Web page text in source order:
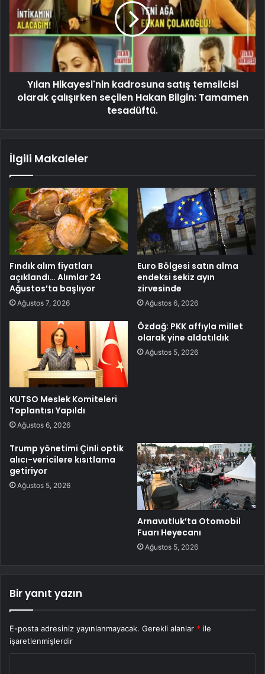
Yılan Hikayesi'nin kadrosuna satış temsilcisi
olarak çalışırken seçilen Hakan Bilgin: Tamamen
tesadüftü.
İlgili Makaleler
Fındık alım fiyatları
açıklandı… Alımlar 24
Ağustos’ta başlıyor
Ağustos 7, 2026
Euro Bölgesi satın alma
endeksi sekiz ayın
zirvesinde
Ağustos 6, 2026
KUTSO Meslek Komiteleri
Toplantısı Yapıldı
Ağustos 6, 2026
Özdağ: PKK affıyla millet
olarak yine aldatıldık
Ağustos 5, 2026
Trump yönetimi Çinli optik
alıcı-vericilere kısıtlama
getiriyor
Ağustos 5, 2026
Arnavutluk’ta Otomobil
Fuarı Heyecanı
Ağustos 5, 2026
Bir yanıt yazın
E-posta adresiniz yayınlanmayacak. Gerekli alanlar * ile
işaretlenmişlerdir